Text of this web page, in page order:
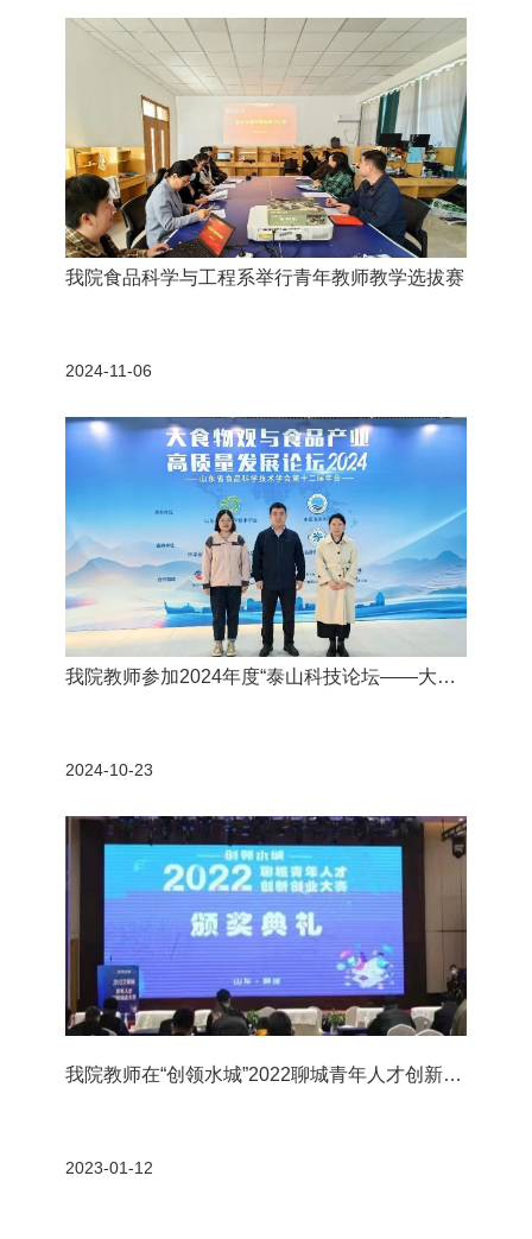
我院食品科学与工程系举行青年教师教学选拔赛
2024-11-06
我院教师参加2024年度“泰山科技论坛——大食
2024-10-23
我院教师在“创领水城”2022聊城青年人才创新创
2023-01-12